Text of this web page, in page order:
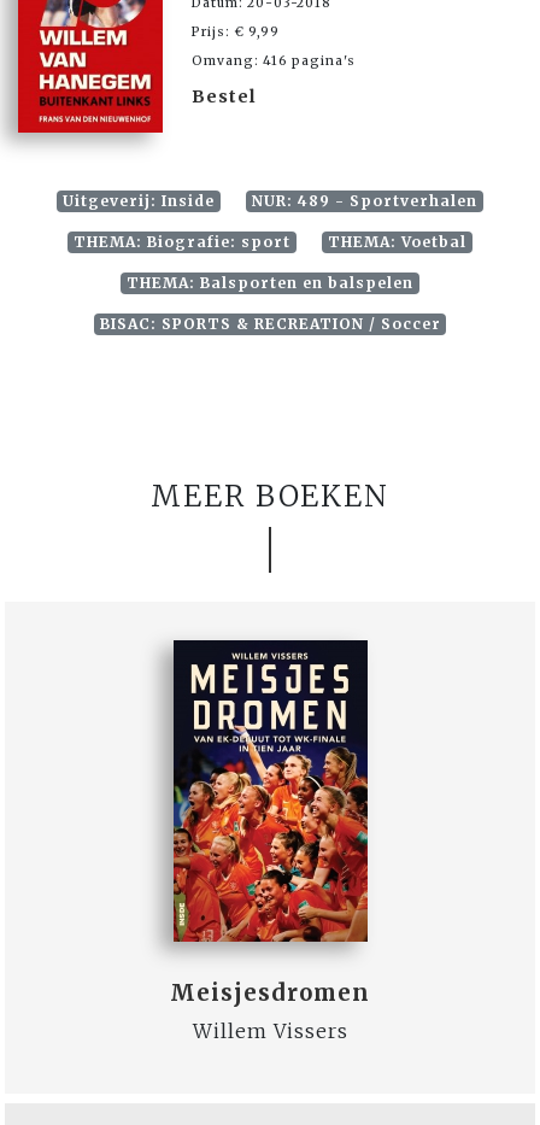
Datum: 20-03-2018
Prijs: € 9,99
Omvang: 416 pagina's
Bestel
Uitgeverij: Inside NUR: 489 - Sportverhalen
THEMA: Biografie: sport THEMA: Voetbal
THEMA: Balsporten en balspelen
BISAC: SPORTS & RECREATION / Soccer
MEER BOEKEN
Meisjesdromen
Willem Vissers